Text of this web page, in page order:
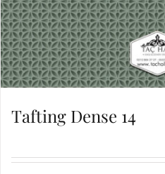
Tafting Dense 14